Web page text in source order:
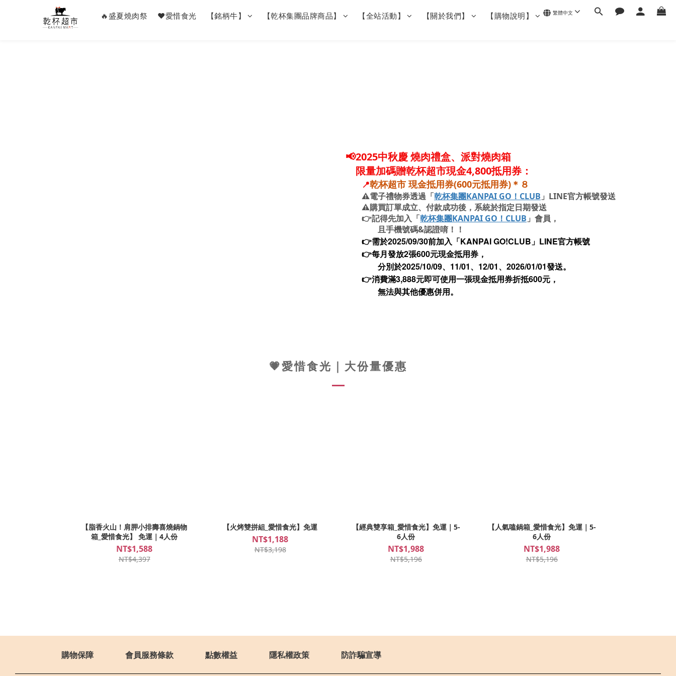
🔥盛夏燒肉祭 ❤️愛惜食光 【銘柄牛】 【乾杯集團品牌商品】 【全站活動】 【關於我們】 【購物說明】 繁體中文
📢2025中秋慶 燒肉禮盒、派對燒肉箱
限量加碼贈乾杯超市現金4,800抵用券 ：
📍乾杯超市 現金抵用券(600元抵用券)＊８
⚠️電子禮物券透過「乾杯集團KANPAI GO！CLUB 」LINE官方帳號發送
⚠️購買訂單成立、付款成功後，系統於指定日期發送
👉記得先加入「乾杯集團KANPAI GO！CLUB 」會員，
且手機號碼&認證唷！！
👉需於2025/09/30前加入「KANPAI GO!CLUB」LINE官方帳號
👉每月發放2張600元現金抵用券，
分別於2025/10/09、11/01、12/01、2026/01/01發送。
👉消費滿3,888元即可使用一張現金抵用券折抵600元，
無法與其他優惠併用。
💗愛惜食光｜大份量優惠
【脂香火山！肩胛小排壽喜燒鍋物
箱_愛惜食光】 免運｜4人份
NT$1,588
NT$4,397
【火烤雙拼組_愛惜食光】免運
NT$1,188
NT$3,198
【經典雙享箱_愛惜食光】免運｜5-
6人份
NT$1,988
NT$5,196
【人氣嗑鍋箱_愛惜食光】免運｜5-
6人份
NT$1,988
NT$5,196
購物保障 會員服務條款 點數權益 隱私權政策 防詐騙宣導